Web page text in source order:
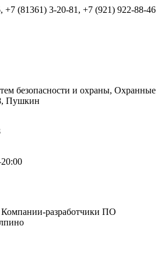
+7 (81361) 3-20-81, +7 (921) 922-88-46
безопасности и охраны, Охранные
Пушкин
разработчики ПО